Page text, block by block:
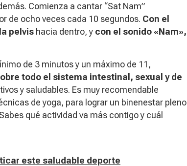
Comienza a cantar “Sat Nam”
de ocho veces cada 10 segundos. Con el
pelvis hacia dentro, y con el sonido «Nam»,
de 3 minutos y un máximo de 11,
todo el sistema intestinal, sexual y de
y saludables. Es muy recomendable
de yoga, para lograr un binenestar pleno
qué actividad va más contigo y cuál
este saludable deporte